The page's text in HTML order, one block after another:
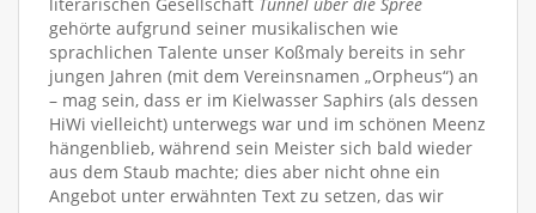
gehörte aufgrund seiner musikalischen wie
sprachlichen Talente unser Koßmaly bereits in sehr
jungen Jahren (mit dem Vereinsnamen „Orpheus“) an
– mag sein, dass er im Kielwasser Saphirs (als dessen
HiWi vielleicht) unterwegs war und im schönen Meenz
hängenblieb, während sein Meister sich bald wieder
aus dem Staub machte; dies aber nicht ohne ein
Angebot unter erwähnten Text zu setzen, das wir